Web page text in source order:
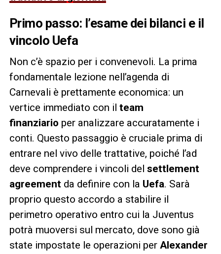
Primo passo: l’esame dei bilanci e il
vincolo Uefa
Non c’è spazio per i convenevoli. La prima
fondamentale lezione nell’agenda di
Carnevali è prettamente economica: un
vertice immediato con il team
finanziario per analizzare accuratamente i
conti. Questo passaggio è cruciale prima di
entrare nel vivo delle trattative, poiché l’ad
deve comprendere i vincoli del settlement
agreementda definire con la Uefa. Sarà
proprio questo accordo a stabilire il
perimetro operativo entro cui la Juventus
potrà muoversi sul mercato, dove sono già
state impostate le operazioni per Alexander